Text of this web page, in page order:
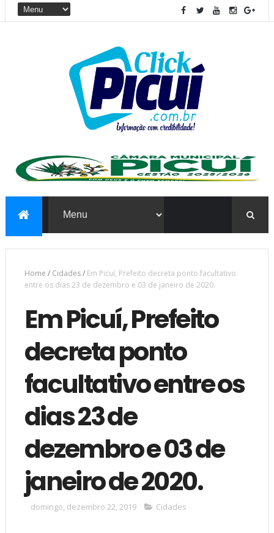
Home / Cidades/ Em Picuí, Prefeito decreta ponto facultativo
entre os dias 23 de dezembro e 03 de janeiro de 2020.
Em Picuí, Prefeito
decreta ponto
facultativo entre os
dias 23 de
dezembro e 03 de
janeiro de 2020.
domingo, dezembro 22, 2019 Cidades